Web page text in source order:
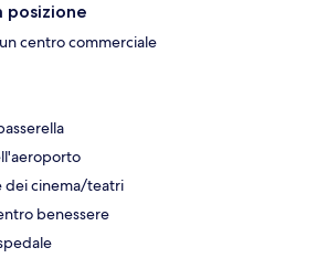
posizione
centro commerciale
dei cinema/teatri
benessere